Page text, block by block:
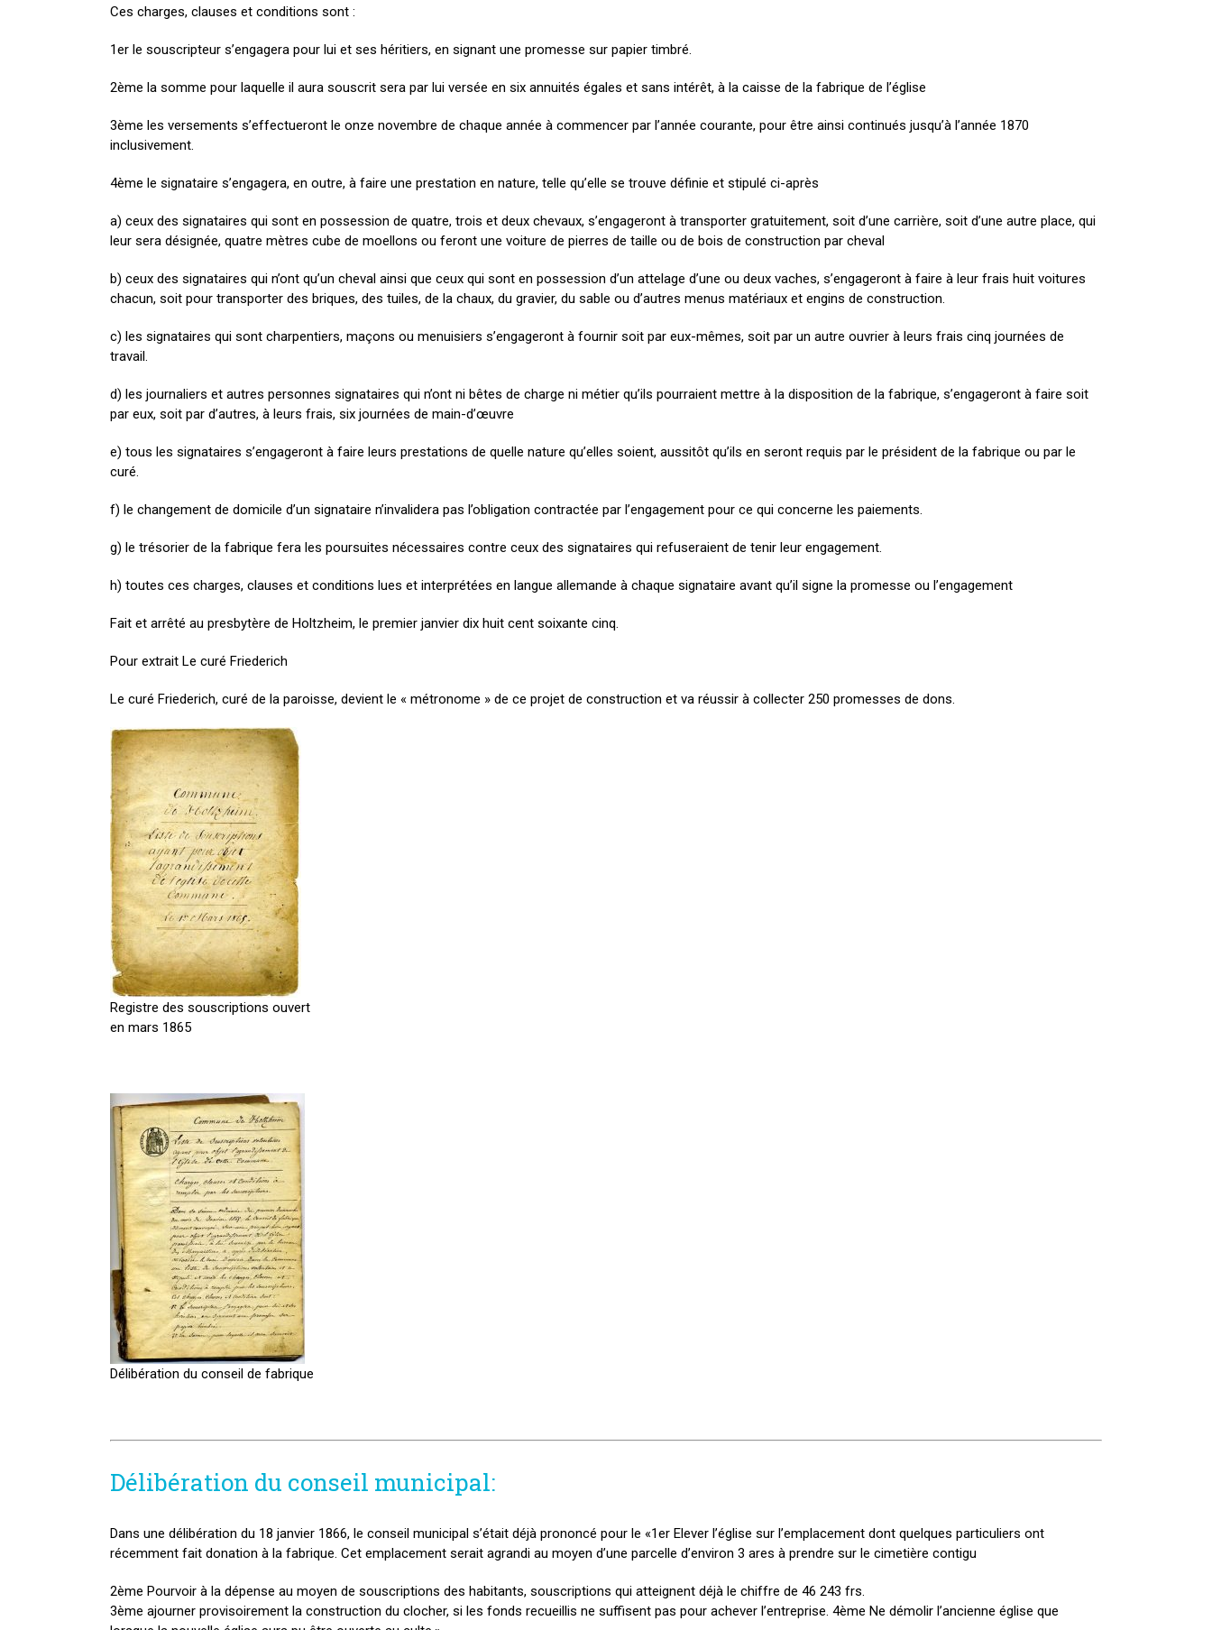
Ces charges, clauses et conditions sont :
1er le souscripteur s’engagera pour lui et ses héritiers, en signant une promesse sur papier timbré.
2ème la somme pour laquelle il aura souscrit sera par lui versée en six annuités égales et sans intérêt, à la caisse de la fabrique de l’église
3ème les versements s’effectueront le onze novembre de chaque année à commencer par l’année courante, pour être ainsi continués jusqu’à l’année 1870
inclusivement.
4ème le signataire s’engagera, en outre, à faire une prestation en nature, telle qu’elle se trouve définie et stipulé ci-après
a) ceux des signataires qui sont en possession de quatre, trois et deux chevaux, s’engageront à transporter gratuitement, soit d’une carrière, soit d’une autre place, qui
leur sera désignée, quatre mètres cube de moellons ou feront une voiture de pierres de taille ou de bois de construction par cheval
b) ceux des signataires qui n’ont qu’un cheval ainsi que ceux qui sont en possession d’un attelage d’une ou deux vaches, s’engageront à faire à leur frais huit voitures
chacun, soit pour transporter des briques, des tuiles, de la chaux, du gravier, du sable ou d’autres menus matériaux et engins de construction.
c) les signataires qui sont charpentiers, maçons ou menuisiers s’engageront à fournir soit par eux-mêmes, soit par un autre ouvrier à leurs frais cinq journées de
travail.
d) les journaliers et autres personnes signataires qui n’ont ni bêtes de charge ni métier qu’ils pourraient mettre à la disposition de la fabrique, s’engageront à faire soit
par eux, soit par d’autres, à leurs frais, six journées de main-d’œuvre
e) tous les signataires s’engageront à faire leurs prestations de quelle nature qu’elles soient, aussitôt qu’ils en seront requis par le président de la fabrique ou par le
curé.
f) le changement de domicile d’un signataire n’invalidera pas l’obligation contractée par l’engagement pour ce qui concerne les paiements.
g) le trésorier de la fabrique fera les poursuites nécessaires contre ceux des signataires qui refuseraient de tenir leur engagement.
h) toutes ces charges, clauses et conditions lues et interprétées en langue allemande à chaque signataire avant qu’il signe la promesse ou l’engagement
Fait et arrêté au presbytère de Holtzheim, le premier janvier dix huit cent soixante cinq.
Pour extrait Le curé Friederich
Le curé Friederich, curé de la paroisse, devient le « métronome » de ce projet de construction et va réussir à collecter 250 promesses de dons.
Registre des souscriptions ouvert
en mars 1865
Délibération du conseil de fabrique
Délibération du conseil municipal:
Dans une délibération du 18 janvier 1866, le conseil municipal s’était déjà prononcé pour le «1er Elever l’église sur l’emplacement dont quelques particuliers ont
récemment fait donation à la fabrique. Cet emplacement serait agrandi au moyen d’une parcelle d’environ 3 ares à prendre sur le cimetière contigu
2ème Pourvoir à la dépense au moyen de souscriptions des habitants, souscriptions qui atteignent déjà le chiffre de 46 243 frs.
3ème ajourner provisoirement la construction du clocher, si les fonds recueillis ne suffisent pas pour achever l’entreprise. 4ème Ne démolir l’ancienne église que